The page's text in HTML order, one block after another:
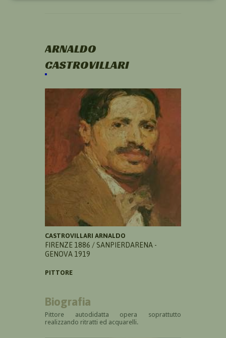
ARNALDO
CASTROVILLARI
CASTROVILLARI ARNALDO
FIRENZE 1886 / SANPIERDARENA -
GENOVA 1919
PITTORE
Biografia
Pittore autodidatta opera soprattutto
realizzando ritratti ed acquarelli.